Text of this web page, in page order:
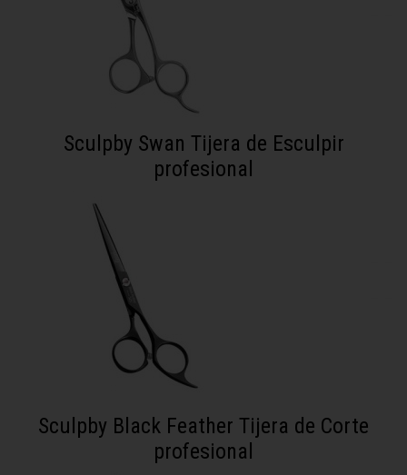
Sculpby Swan Tijera de Esculpir
profesional
Sculpby Black Feather Tijera de Corte
profesional